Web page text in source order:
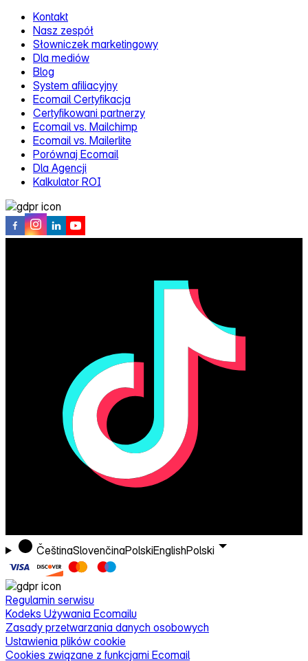
Kontakt
Nasz zespół
Słowniczek marketingowy
Dla mediów
Blog
System afiliacyjny
Ecomail Certyfikacja
Certyfikowani partnerzy
Ecomail vs. Mailchimp
Ecomail vs. Mailerlite
Porównaj Ecomail
Dla Agencji
Kalkulator ROI
ČeštinaSlovenčinaPolskiEnglishPolski
Regulamin serwisu
Kodeks Używania Ecomailu
Zasady przetwarzania danych osobowych
Ustawienia plików cookie
Cookies związane z funkcjami Ecomail